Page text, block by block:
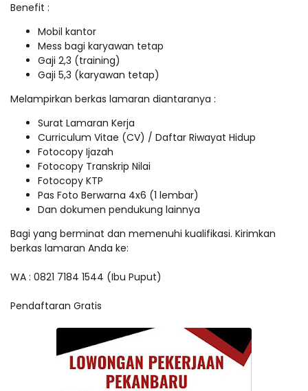
Benefit :
Mobil kantor
Mess bagi karyawan tetap
Gaji 2,3 (training)
Gaji 5,3 (karyawan tetap)
Melampirkan berkas lamaran diantaranya :
Surat Lamaran Kerja
Curriculum Vitae (CV) / Daftar Riwayat Hidup
Fotocopy Ijazah
Fotocopy Transkrip Nilai
Fotocopy KTP
Pas Foto Berwarna 4x6 (1 lembar)
Dan dokumen pendukung lainnya
Bagi yang berminat dan memenuhi kualifikasi. Kirimkan
berkas lamaran Anda ke:
WA : 0821 7184 1544 (Ibu Puput)
Pendaftaran Gratis